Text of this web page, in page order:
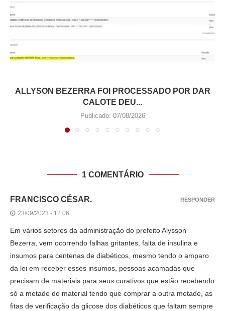
ALLYSON BEZERRA FOI PROCESSADO POR DAR
CALOTE DEU...
Publicado: 07/08/2026
1 COMENTÁRIO
FRANCISCO CÉSAR.
23/09/2023 - 12:06
Em vários setores da administração do prefeito Alysson
Bezerra, vem ocorrendo falhas gritantes, falta de insulina e
insumos para centenas de diabéticos, mesmo tendo o amparo
da lei em receber esses insumos, pessoas acamadas que
precisam de materiais para seus curativos que estão recebendo
só a metade do material tendo que comprar a outra metade, as
fitas de verificação da glicose dos diabéticos que faltam sempre
RESPONDER